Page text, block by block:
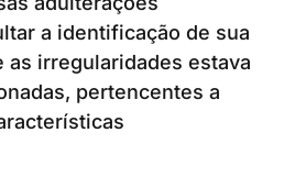
a identificação de sua
as irregularidades estava
pertencentes a